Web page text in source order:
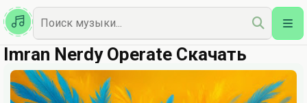
Казахская
Наш Топ
Imran Nerdy Operate Скачать